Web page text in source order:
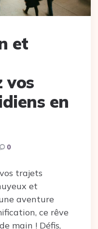
et
vos
en
0
trajets
et
aventure
ce rêve
main ! Défis,